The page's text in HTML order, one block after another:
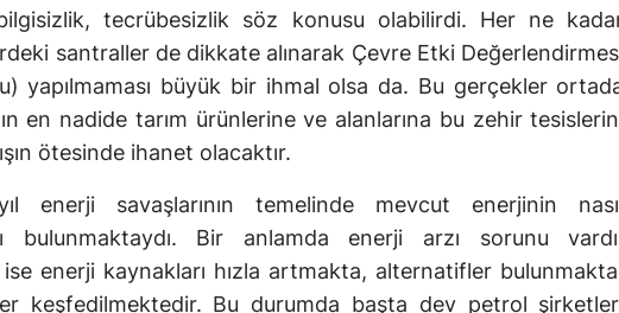
tecrübesizlik söz konusu olabilirdi. Her ne
santraller de dikkate alınarak Çevre Etki
yapılmaması büyük bir ihmal olsa da. Bu gerçekler
en nadide tarım ürünlerine ve alanlarına bu zehir
ötesinde ihanet olacaktır.
enerji savaşlarının temelinde mevcut enerjinin
bulunmaktaydı. Bir anlamda enerji arzı sorunu
ise enerji kaynakları hızla artmakta, alternatifler
keşfedilmektedir. Bu durumda başta dev petrol